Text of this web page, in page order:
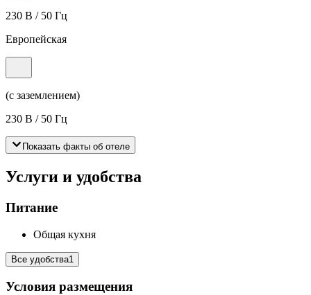
230 В / 50 Гц
Европейская
(с заземлением)
230 В / 50 Гц
Показать факты об отеле
Услуги и удобства
Питание
Общая кухня
Все удобства1
Условия размещения